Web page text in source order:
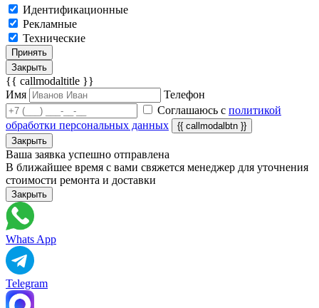
Идентификационные
Рекламные
Технические
Принять
Закрыть
{{ callmodaltitle }}
Имя
Телефон
Соглашаюсь с политикой
обработки персональных данных
{{ callmodalbtn }}
Закрыть
Ваша заявка успешно отправлена
В ближайшее время с вами свяжется менеджер для уточнения
стоимости ремонта и доставки
Закрыть
Whats App
Telegram